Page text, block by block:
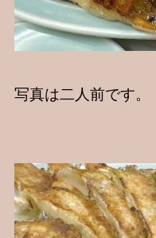
写真は二人前です。